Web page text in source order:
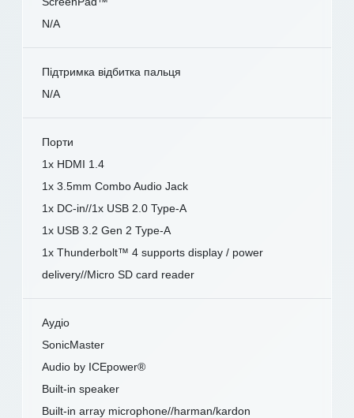
N/A
Підтримка відбитка пальця
N/A
Порти
1x HDMI 1.4
1x 3.5mm Combo Audio Jack
1x DC-in//1x USB 2.0 Type-A
1x USB 3.2 Gen 2 Type-A
1x Thunderbolt™ 4 supports display / power
delivery//Micro SD card reader
Аудіо
SonicMaster
Audio by ICEpower®
Built-in speaker
Built-in array microphone//harman/kardon